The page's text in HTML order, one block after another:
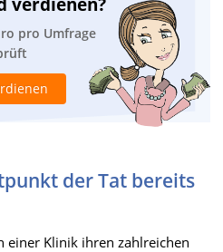
pro Umfrage
der Tat bereits
einer Klinik ihren zahlreichen